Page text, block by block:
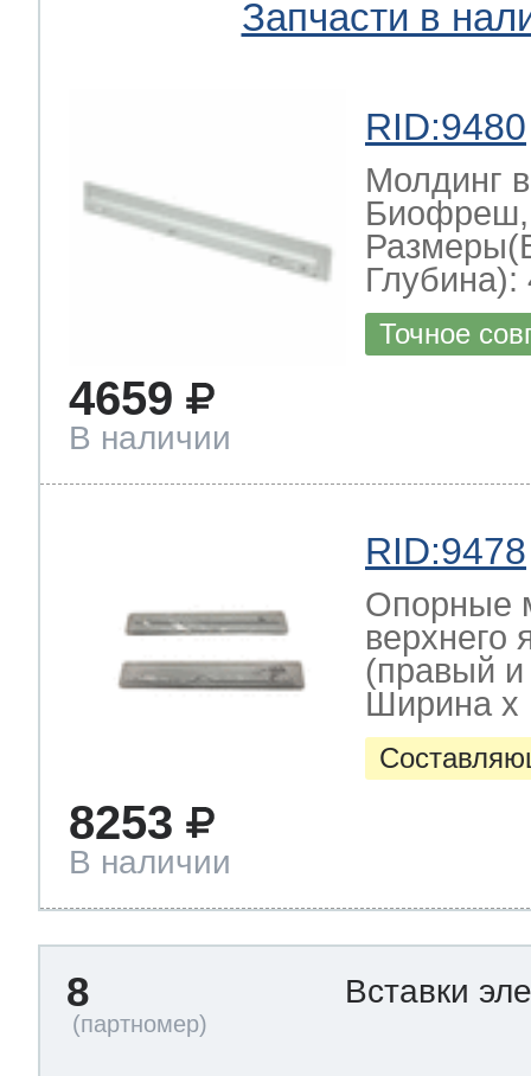
Запчасти в
RID:9480
Молдинг
Биофреш,
Глубина):
Точное
4659
В наличии
RID:9478
Опорные
(правый
Ширина х
8253
В наличии
8 Вставки